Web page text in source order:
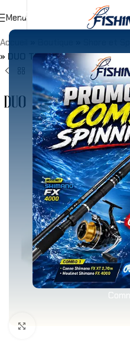
Menu
Accueil
» DUO TERRIF DC-12 TYPE 1